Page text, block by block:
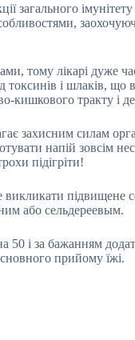
загального
тому лікарі дуже
і шлаків, що
кишкового тракту і
захисним силам
напій зовсім
підігріти!
підвищене
або сельдереевым.
50 і за бажанням
прийому їжі.